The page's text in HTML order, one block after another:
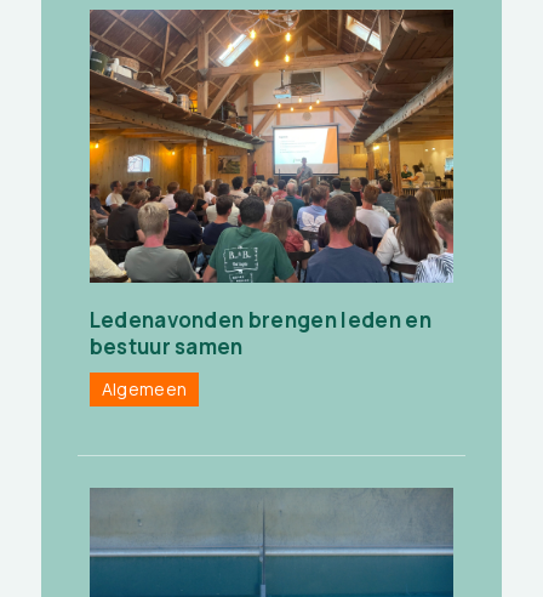
Ledenavonden brengen leden en
bestuur samen
Algemeen